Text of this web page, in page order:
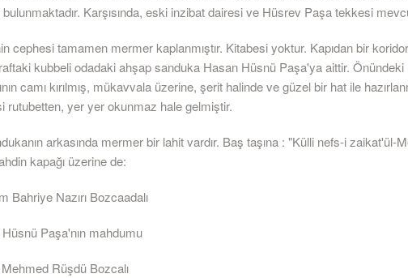
Karşısında, eski inzibat dairesi ve Hüsrev Paşa tekkesi
cephesi tamamen mermer kaplanmıştır. Kitabesi yoktur. Kapıdan bir
kubbeli odadaki ahşap sanduka Hasan Hüsnü Paşa'ya aittir. Önündeki
camı kırılmış, mükavvala üzerine, şerit halinde ve güzel bir hat ile
rutubetten, yer yer okunmaz hale gelmiştir.
arkasında mermer bir lahit vardır. Baş taşına : "Külli nefs-i zaikat'ül-
kapağı üzerine de:
Bahriye Nazırı Bozcaadalı
Paşa'nın mahdumu
Rüşdü Bozcalı